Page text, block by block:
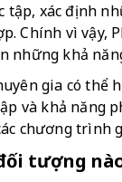
tập, xác định
Chính vì vậy,
những khả
gia có
và khả năng
chương trình
tượng